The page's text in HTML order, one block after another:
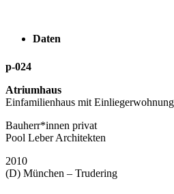
Daten
p-024
Atriumhaus
Einfamilienhaus mit Einliegerwohnung
Bauherr*innen privat
Pool Leber Architekten
2010
(D) München – Trudering